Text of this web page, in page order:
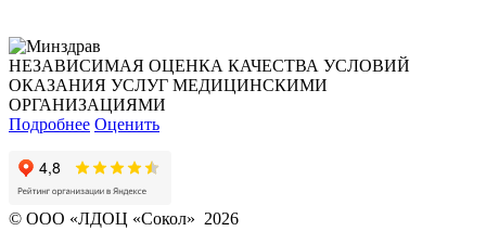
НЕЗАВИСИМАЯ ОЦЕНКА КАЧЕСТВА УСЛОВИЙ
ОКАЗАНИЯ УСЛУГ МЕДИЦИНСКИМИ
ОРГАНИЗАЦИЯМИ
Подробнее Оценить
© ООО «ЛДОЦ «Сокол» 2026